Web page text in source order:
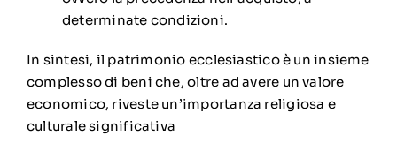
determinate condizioni.
In sintesi, il patrimonio ecclesiastico è un insieme
complesso di beni che, oltre ad avere un valore
economico, riveste un’importanza religiosa e
culturale significativa